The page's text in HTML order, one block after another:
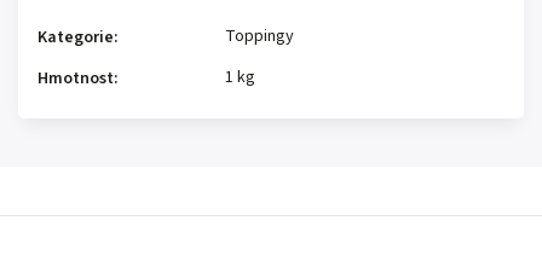
Kategorie:
Toppingy
Hmotnost: 1 kg